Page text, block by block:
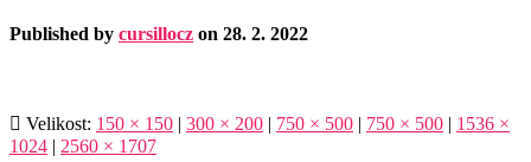
Published by cursillocz on 28. 2. 2022
Velikost: 150 × 150 | 300 × 200 | 750 × 500 | 750 × 500 | 1536 ×
1024 | 2560 × 1707